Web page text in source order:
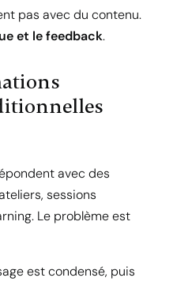
pas avec du contenu.
et le feedback.
avec des
sessions
Le problème est
est condensé, puis